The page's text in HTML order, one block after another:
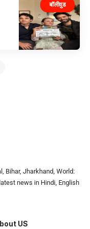
बॉलीवुड
Bihar, Jharkhand, World:
news in Hindi, English
US